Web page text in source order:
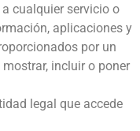
a cualquier servicio o
aplicaciones y
por un
incluir o poner
legal que accede